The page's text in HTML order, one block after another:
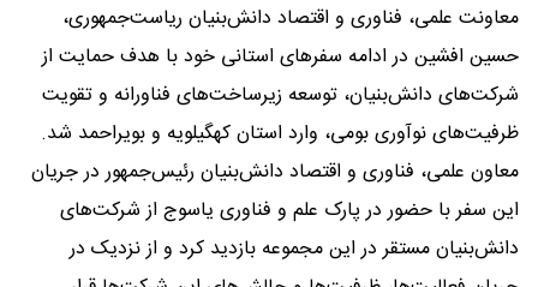
معاونت علمی، فناوری و اقتصاد دانش‌بنیان ریاست‌جمهوری،
حسین افشین در ادامه سفرهای استانی خود با هدف حمایت از
شرکت‌های دانش‌بنیان، توسعه زیرساخت‌های فناورانه و تقویت
ظرفیت‌های نوآوری بومی، وارد استان کهگیلویه و بویراحمد شد.
معاون علمی، فناوری و اقتصاد دانش‌بنیان رئیس‌جمهور در جریان
این سفر با حضور در پارک علم و فناوری یاسوج از شرکت‌های
دانش‌بنیان مستقر در این مجموعه بازدید کرد و از نزدیک در